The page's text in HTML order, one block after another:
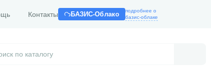
Контакты БАЗИС-Облако
подробнее о
базис-облаке